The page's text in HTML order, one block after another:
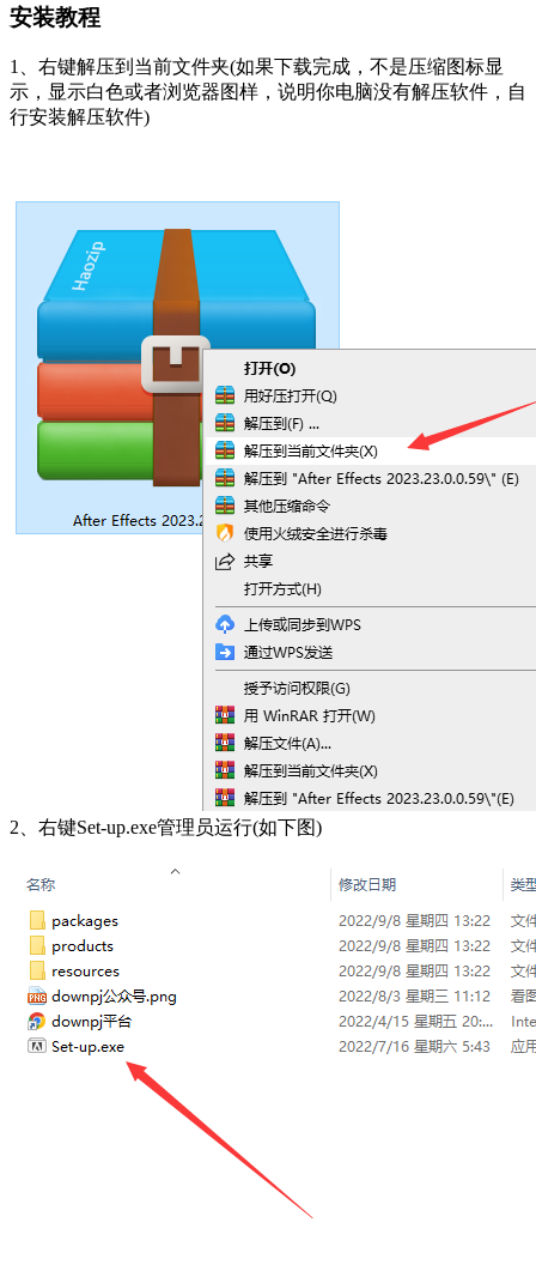
安装教程
1、右键解压到当前文件夹(如果下载完成，不是压缩图标显
示，显示白色或者浏览器图样，说明你电脑没有解压软件，自
行安装解压软件)
2、右键Set-up.exe管理员运行(如下图)